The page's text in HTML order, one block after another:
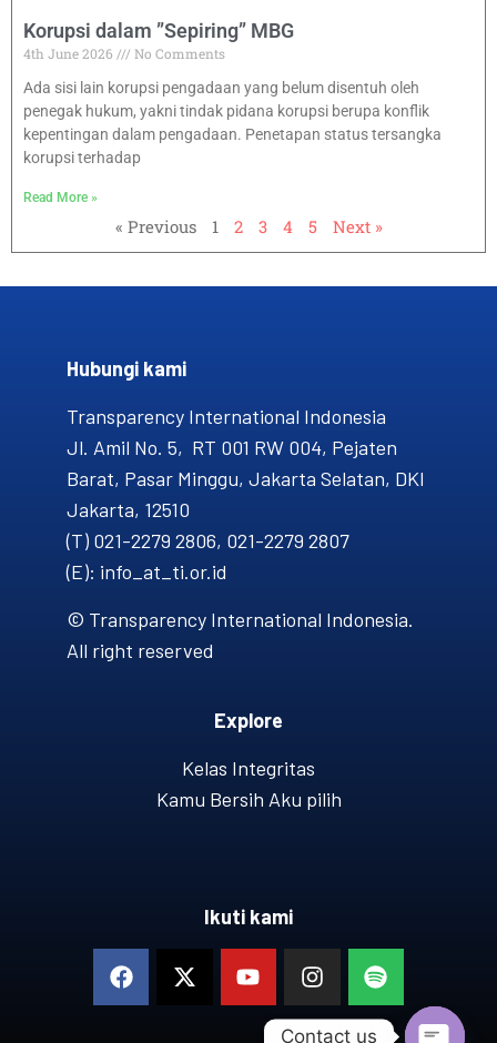
Korupsi dalam ”Sepiring” MBG
4th June 2026
No Comments
Ada sisi lain korupsi pengadaan yang belum disentuh oleh
penegak hukum, yakni tindak pidana korupsi berupa konflik
kepentingan dalam pengadaan. Penetapan status tersangka
korupsi terhadap
Read More »
« Previous 1 2 3 4 5 Next »
Hubungi kami​
Transparency International Indonesia
Jl. Amil No. 5, RT 001 RW 004, Pejaten
Barat, Pasar Minggu, Jakarta Selatan, DKI
Jakarta, 12510
(T) 021-2279 2806, 021-2279 2807
(E): info_at_ti.or.id
© Transparency International Indonesia.
All right reserved
Explore
Kelas Integritas
Kamu Bersih Aku pilih
Ikuti kami
Contact us